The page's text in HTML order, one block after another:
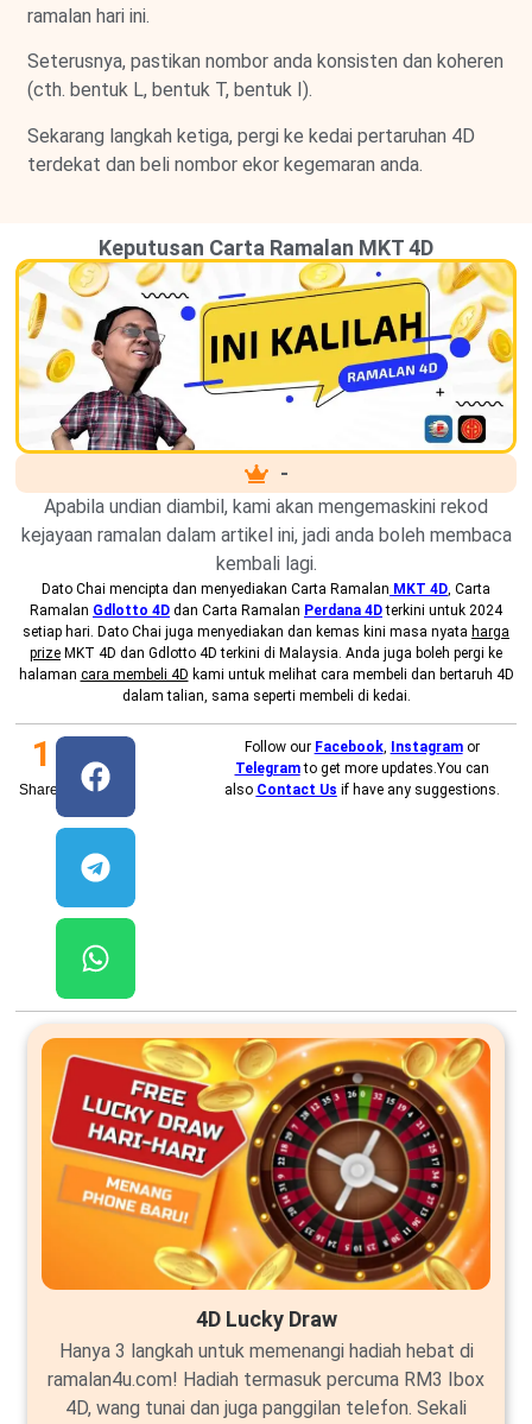
ramalan hari ini.
Seterusnya, pastikan nombor anda konsisten dan koheren
(cth. bentuk L, bentuk T, bentuk I).
Sekarang langkah ketiga, pergi ke kedai pertaruhan 4D
terdekat dan beli nombor ekor kegemaran anda.
Keputusan Carta Ramalan MKT 4D
-
Apabila undian diambil, kami akan mengemaskini rekod
kejayaan ramalan dalam artikel ini, jadi anda boleh membaca
kembali lagi.
Dato Chai mencipta dan menyediakan Carta Ramalan MKT 4D, Carta
Ramalan Gdlotto 4D dan Carta Ramalan Perdana 4Dterkini untuk 2024
setiap hari. Dato Chai juga menyediakan dan kemas kini masa nyata harga
prize MKT 4D dan Gdlotto 4D terkini di Malaysia. Anda juga boleh pergi ke
halaman cara membeli 4D kami untuk melihat cara membeli dan bertaruh 4D
dalam talian, sama seperti membeli di kedai.
Shares
1 Follow our Facebook, Instagram or
Telegramto get more updates.You can
also Contact Us if have any suggestions.
4D Lucky Draw
Hanya 3 langkah untuk memenangi hadiah hebat di
ramalan4u.com! Hadiah termasuk percuma RM3 Ibox
4D, wang tunai dan juga panggilan telefon. Sekali